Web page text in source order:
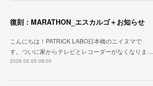
復刻：MARATHON_エスカルゴ＋お知らせ
こんにちは！PATRICK LABO日本橋のニイヌマで
す。ついに家からテレビとレコーダーがなくなりま…
2026.02.05 08:00